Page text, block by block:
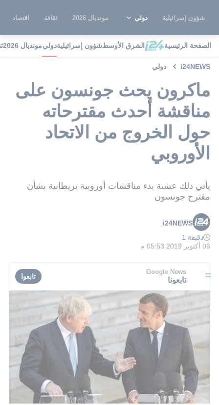
شؤون إسرائيلية دولي مونديال 2026 ثقافة اقتصاد
الصفحة الرئيسية الشرق الأوسطشؤون إسرائيليةدوليمونديال 2026
i24NEWS دولي
ماكرون يحث جونسون على
مناقشة أحدث مقترحاته
حول الخروج من الاتحاد
الأوروبي
يأتي ذلك عشية بدء مناقشات أوروبية بريطانية بشأن
مقترح جونسون
i24NEWS
دقيقة 1
06 أكتوبر 2019 05:53 م
Google News
تابعونا تابعوا